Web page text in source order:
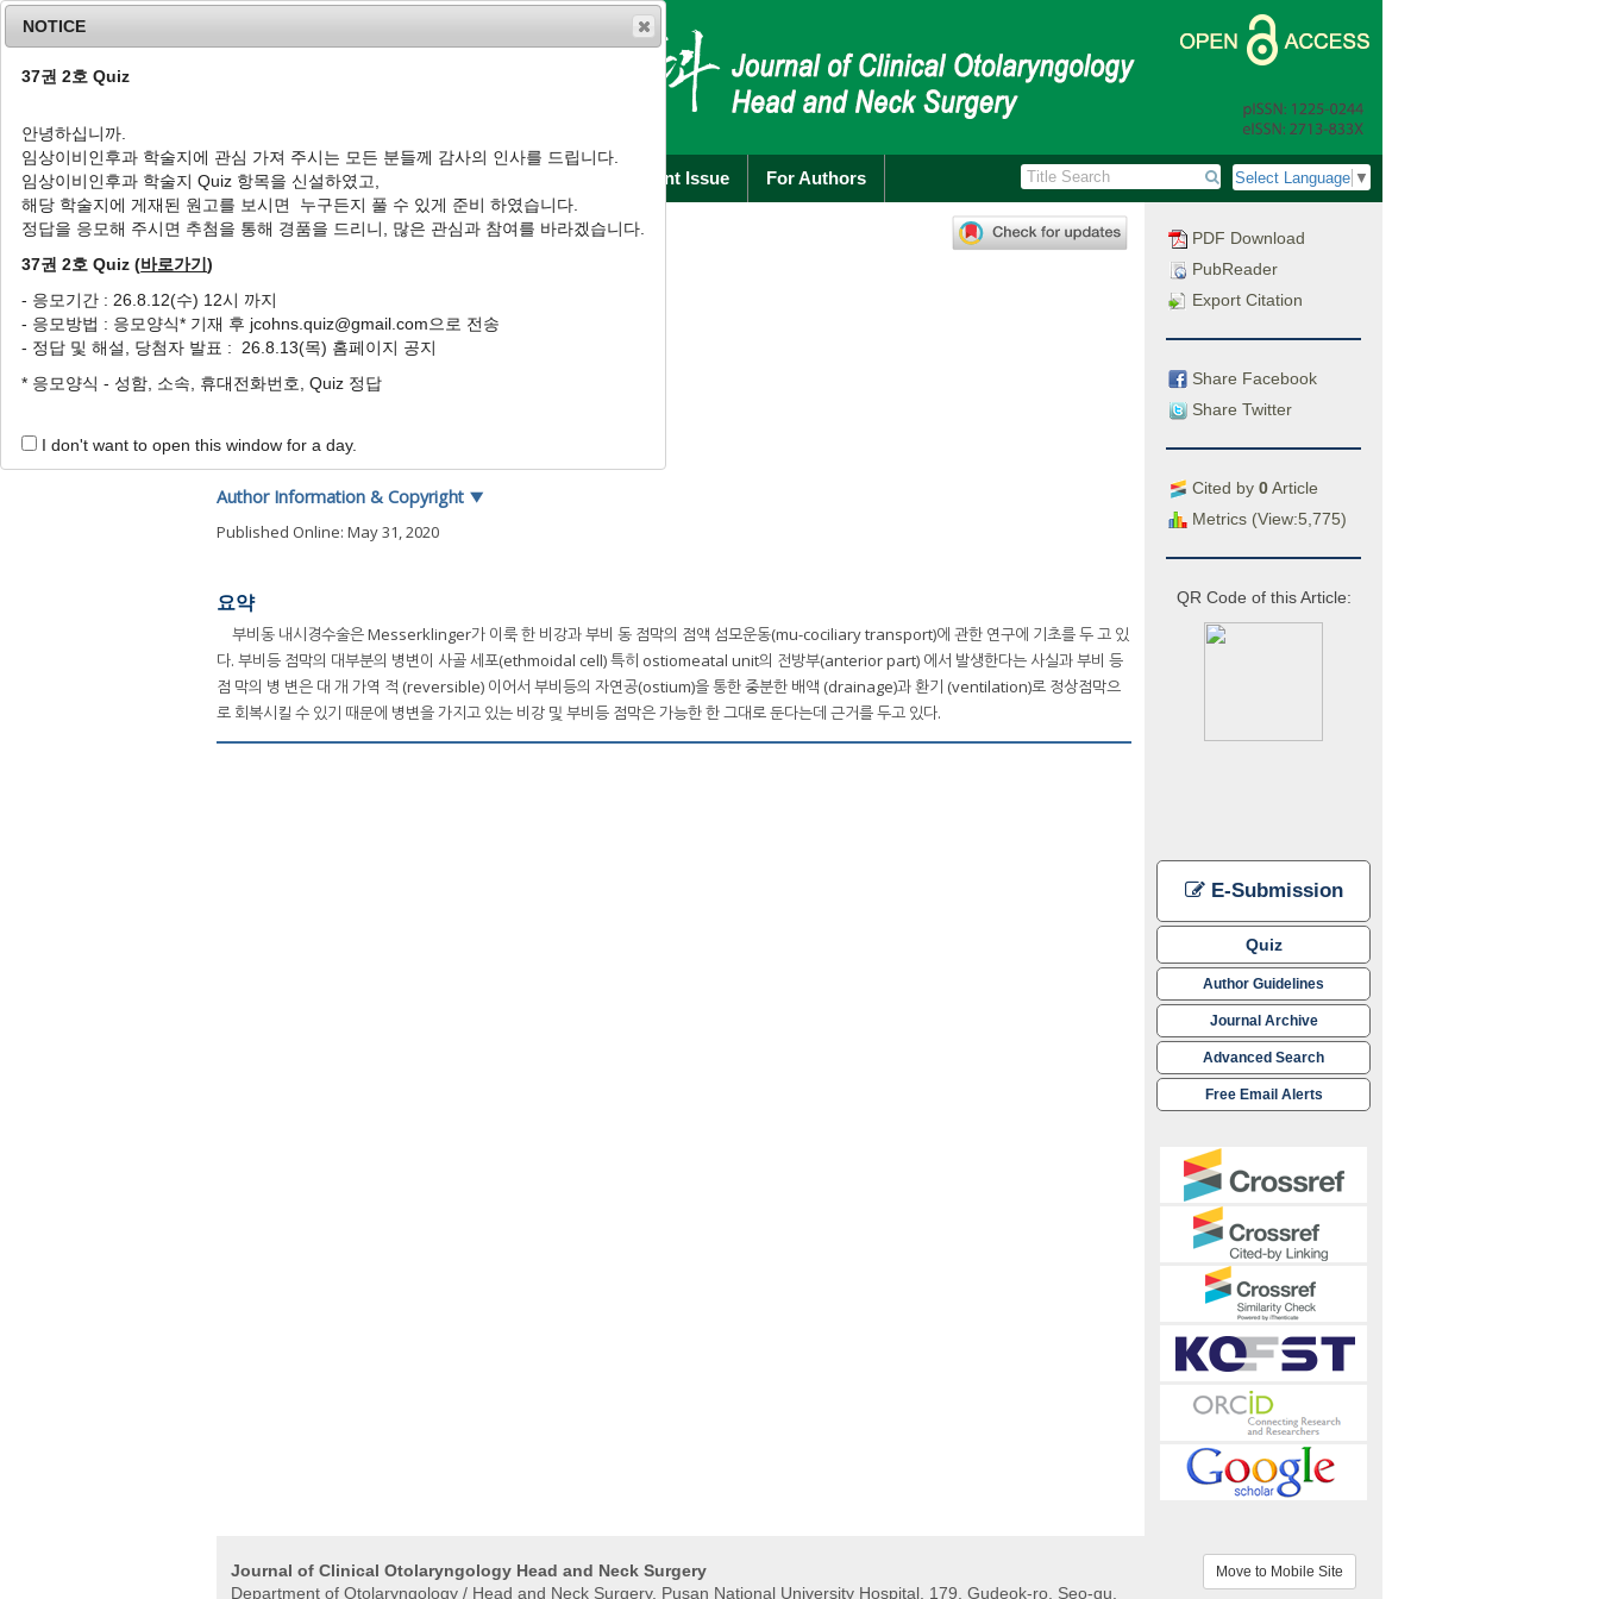
Home Journal Info Current Issue For Authors Select Language ▼
PDF Download
PubReader
Export Citation
Share Facebook
Share Twitter
Cited by 0Article
Metrics (View:5,775)
QR Code of this Article:
E-Submission
Quiz
Author Guidelines
Journal Archive
Advanced Search
Free Email Alerts
J Clin Otolaryngol Head Neck Surg1992;3(2):260-272
pISSN: 1225-0244, eISSN: 2713-833X
Article
부비동 내시경 수점
민양기
Yang Gi Min 1
Author Information & Copyright ▼
Published Online: May 31, 2020
요약
부비동 내시경수술은 Messerklinger가 이룩 한 비강과 부비 동 점막의 점액 섬모운동(mu-cociliary transport)에 관한 연구에 기초를 두 고 있
다. 부비등 점막의 대부분의 병변이 사골 세포(ethmoidal cell) 특히 ostiomeatal unit의 전방부(anterior part) 에서 발생한다는 사실과 부비 등
점 막의 병 변은 대 개 가역 적 (reversible) 이어서 부비등의 자연공(ostium)을 통한 중분한 배액 (drainage)과 환기 (ventilation)로 정상점막으
로 회복시킬 수 있기 때문에 병변을 가지고 있는 비강 및 부비등 점막은 가능한 한 그대로 둔다는데 근거를 두고 있다.
Journal of Clinical Otolaryngology Head and Neck Surgery
Department of Otolaryngology / Head and Neck Surgery, Pusan ​​National University Hospital, 179, Gudeok-ro, Seo-gu,
Move to Mobile Site
NOTICE
37권 2호 Quiz
안녕하십니까.
임상이비인후과 학술지에 관심 가져 주시는 모든 분들께 감사의 인사를 드립니다.
임상이비인후과 학술지 Quiz 항목을 신설하였고,
해당 학술지에 게재된 원고를 보시면 누구든지 풀 수 있게 준비 하였습니다.
정답을 응모해 주시면 추첨을 통해 경품을 드리니, 많은 관심과 참여를 바라겠습니다.
37권 2호 Quiz (바로가기)
- 응모기간 : 26.8.12(수) 12시 까지
- 응모방법 : 응모양식* 기재 후 jcohns.quiz@gmail.com으로 전송
- 정답 및 해설, 당첨자 발표 : 26.8.13(목) 홈페이지 공지
* 응모양식 - 성함, 소속, 휴대전화번호, Quiz 정답
I don't want to open this window for a day.